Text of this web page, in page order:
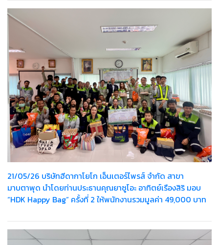
21/05/26 บริษัทฮีดากาโยโก เอ็นเตอร์ไพรส์ จำกัด สาขา
มาบตาพุด นำโดยท่านประธานคุณยาซูโอะ อาทิตย์เรืองสิริ มอบ
“HDK Happy Bag” ครั้งที่ 2 ให้พนักงานรวมมูลค่า 49,000 บาท